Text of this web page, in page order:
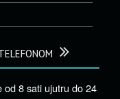
od 8 sati ujutru do 24